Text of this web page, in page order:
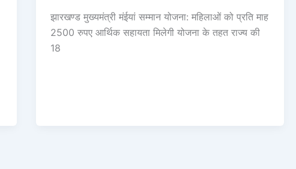
झारखण्ड मुख्यमंत्री मंईयां सम्मान योजना: महिलाओं को प्रति माह
2500 रुपए आर्थिक सहायता मिलेगी योजना के तहत राज्य की
18